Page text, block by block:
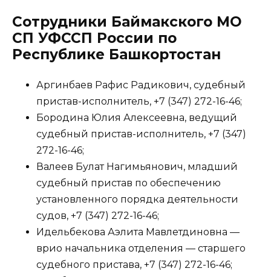
Сотрудники Баймакского МО
СП УФССП России по
Республике Башкортостан
Аргинбаев Рафис Радикович, судебный
пристав-исполнитель, +7 (347) 272-16-46;
Бородина Юлия Алексеевна, ведущий
судебный пристав-исполнитель, +7 (347)
272-16-46;
Валеев Булат Нагимьянович, младший
судебный пристав по обеспечению
установленного порядка деятельности
судов, +7 (347) 272-16-46;
Идельбекова Аэлита Мавлетдиновна —
врио начальника отделения — старшего
судебного пристава, +7 (347) 272-16-46;